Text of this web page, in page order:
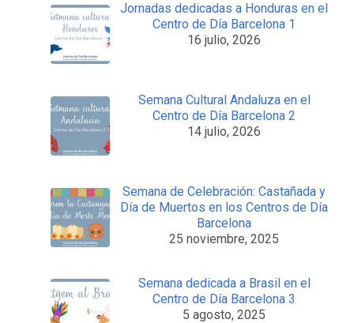
Jornadas dedicadas a Honduras en el
Centro de Día Barcelona 1
16 julio, 2026
Semana Cultural Andaluza en el
Centro de Día Barcelona 2
14 julio, 2026
Semana de Celebración: Castañada y
Día de Muertos en los Centros de Día
Barcelona
25 noviembre, 2025
Semana dedicada a Brasil en el
Centro de Día Barcelona 3
5 agosto, 2025